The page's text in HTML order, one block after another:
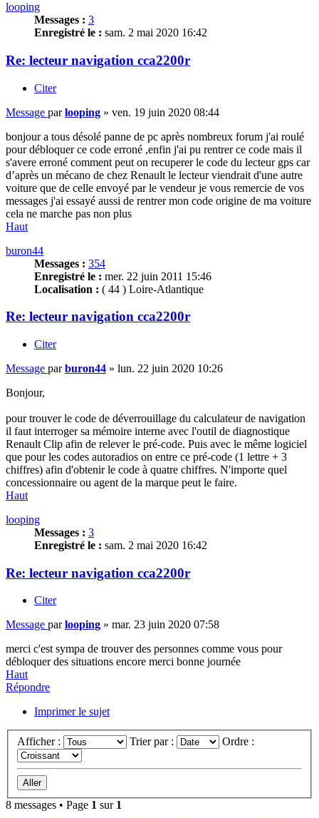
looping
Messages : 3
Enregistré le : sam. 2 mai 2020 16:42
Re: lecteur navigation cca2200r
Citer
Message parlooping » ven. 19 juin 2020 08:44
bonjour a tous désolé panne de pc après nombreux forum j'ai roulé
pour débloquer ce code erroné ,enfin j'ai pu rentrer ce code mais il
s'avere erroné comment peut on recuperer le code du lecteur gps car
d’après un mécano de chez Renault le lecteur viendrait d'une autre
voiture que de celle envoyé par le vendeur je vous remercie de vos
messages j'ai essayé aussi de rentrer mon code origine de ma voiture
cela ne marche pas non plus
Haut
buron44
Messages : 354
Enregistré le : mer. 22 juin 2011 15:46
Localisation : ( 44 ) Loire-Atlantique
Re: lecteur navigation cca2200r
Citer
Message parburon44 » lun. 22 juin 2020 10:26
Bonjour,
pour trouver le code de déverrouillage du calculateur de navigation
il faut interroger sa mémoire interne avec l'outil de diagnostique
Renault Clip afin de relever le pré-code. Puis avec le même logiciel
que pour les codes autoradios on entre ce pré-code (1 lettre + 3
chiffres) afin d'obtenir le code à quatre chiffres. N'importe quel
concessionnaire ou agent de la marque peut le faire.
Haut
looping
Messages : 3
Enregistré le : sam. 2 mai 2020 16:42
Re: lecteur navigation cca2200r
Citer
Message parlooping » mar. 23 juin 2020 07:58
merci c'est sympa de trouver des personnes comme vous pour
débloquer des situations encore merci bonne journée
Haut
Répondre
Imprimer le sujet
Afficher : Trier par : Ordre :
8 messages • Page 1 sur 1